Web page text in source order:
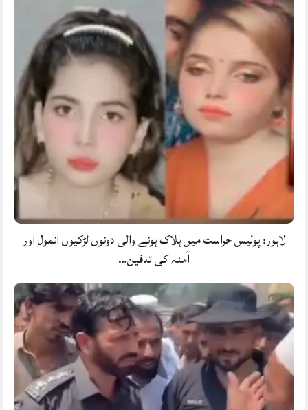
لاہور: پولیس حراست میں ہلاک ہونے والی دونوں لڑکیوں انمول اور
آمنہ کی تدفین…